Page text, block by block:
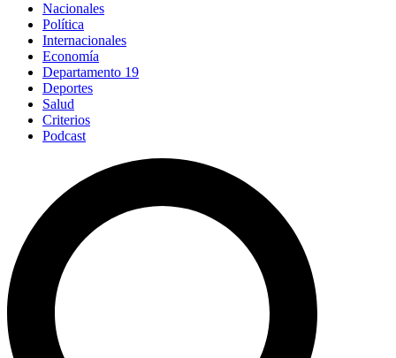
Nacionales
Política
Internacionales
Economía
Departamento 19
Deportes
Salud
Criterios
Podcast